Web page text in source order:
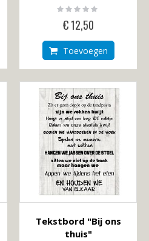
Rating:
0%
€ 12,50
Toevoegen
Tekstbord "Bij ons
thuis"